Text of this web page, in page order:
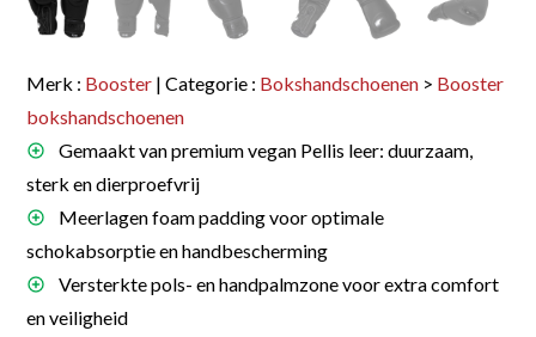
Merk : Booster | Categorie : Bokshandschoenen > Booster
bokshandschoenen
Gemaakt van premium vegan Pellis leer: duurzaam,
sterk en dierproefvrij
Meerlagen foam padding voor optimale
schokabsorptie en handbescherming
Versterkte pols- en handpalmzone voor extra comfort
en veiligheid